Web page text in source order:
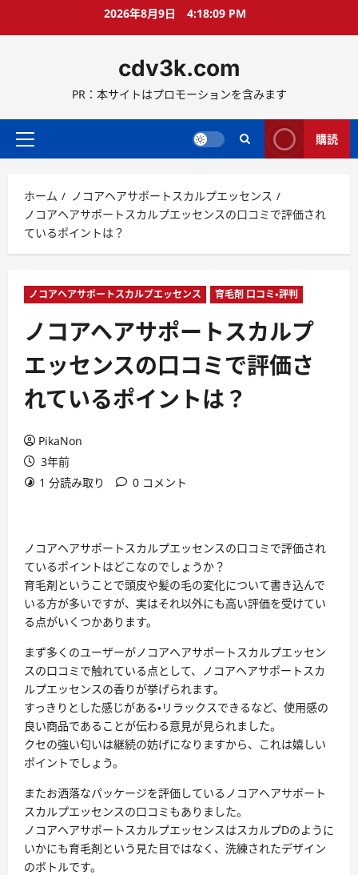
ス
ッ
2026年8月9日 4:18:10 PM
cdv3k.com
PR：本サイトはプロモーションを含みます
メ
メ
ニ
ュ
ー
購読
ホーム
ノコアヘアサポートスカルプエッセンス
ノコアヘアサポートスカルプエッセンスの口コミで評価され
ているポイントは？
ノコアヘアサポートスカルプエッセンス 育毛剤 口コミ・評判
ノコアヘアサポートスカルプ
エッセンスの口コミで評価さ
れているポイントは？
PikaNon
3年前
1 分読み取り
0 コメント
ノコアヘアサポートスカルプエッセンスの口コミで評価され
ているポイントはどこなのでしょうか？
育毛剤ということで頭皮や髪の毛の変化について書き込んで
いる方が多いですが、実はそれ以外にも高い評価を受けてい
る点がいくつかあります。
まず多くのユーザーがノコアヘアサポートスカルプエッセン
スの口コミで触れている点として、ノコアヘアサポートスカ
ルプエッセンスの香りが挙げられます。
すっきりとした感じがある・リラックスできるなど、使用感の
良い商品であることが伝わる意見が見られました。
クセの強い匂いは継続の妨げになりますから、これは嬉しい
ポイントでしょう。
またお洒落なパッケージを評価しているノコアヘアサポート
スカルプエッセンスの口コミもありました。
ノコアヘアサポートスカルプエッセンスはスカルプDのように
いかにも育毛剤という見た目ではなく、洗練されたデザイン
のボトルです。